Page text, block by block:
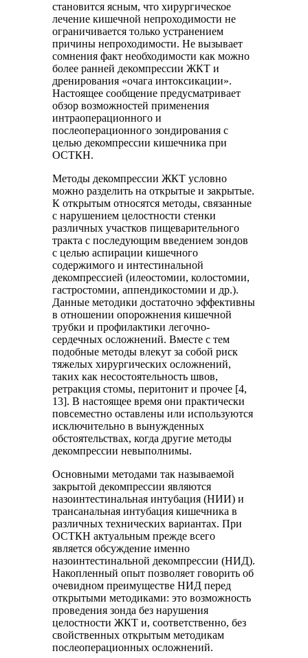
становится ясным, что хирургическое
лечение кишечной непроходимости не
ограничивается только устранением
причины непроходимости. Не вызывает
сомнения факт необходимости как можно
более ранней декомпрессии ЖКТ и
дренирования «очага интоксикации».
Настоящее сообщение предусматривает
обзор возможностей применения
интраоперационного и
послеоперационного зондирования с
целью декомпрессии кишечника при
ОСТКН.
Методы декомпрессии ЖКТ условно
можно разделить на открытые и закрытые.
К открытым относятся методы, связанные
с нарушением целостности стенки
различных участков пищеварительного
тракта с последующим введением зондов
с целью аспирации кишечного
содержимого и интестинальной
декомпрессией (илеостомии, колостомии,
гастростомии, аппендикостомии и др.).
Данные методики достаточно эффективны
в отношении опорожнения кишечной
трубки и профилактики легочно-
сердечных осложнений. Вместе с тем
подобные методы влекут за собой риск
тяжелых хирургических осложнений,
таких как несостоятельность швов,
ретракция стомы, перитонит и прочее [4,
13]. В настоящее время они практически
повсеместно оставлены или используются
исключительно в вынужденных
обстоятельствах, когда другие методы
декомпрессии невыполнимы.
Основными методами так называемой
закрытой декомпрессии являются
назоинтестинальная интубация (НИИ) и
трансанальная интубация кишечника в
различных технических вариантах. При
ОСТКН актуальным прежде всего
является обсуждение именно
назоинтестинальной декомпрессии (НИД).
Накопленный опыт позволяет говорить об
очевидном преимуществе НИД перед
открытыми методиками: это возможность
проведения зонда без нарушения
целостности ЖКТ и, соответственно, без
свойственных открытым методикам
послеоперационных осложнений.